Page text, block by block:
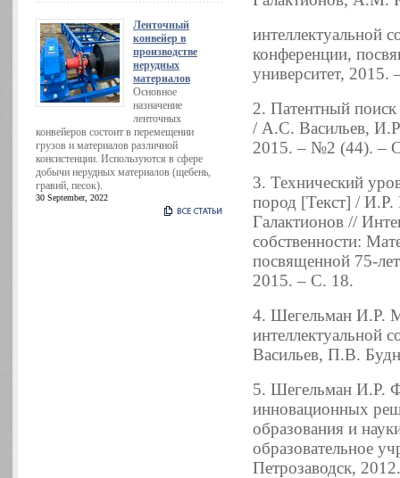
Ленточный
конвейер в
производстве
нерудных
материалов
Основное
назначение
ленточных
конвейеров состоит в перемещении
грузов и материалов различной
консистенции. Используются в сфере
добычи нерудных материалов (щебень,
гравий, песок).
30 September, 2022
интеллектуальной
конференции,
университет, 2015.
2. Патентный
/ А.С. Васильев,
2015. – №2 (44). –
3. Технический
пород [Текст] /
Галактионов //
собственности:
посвященной 75-
2015. – С. 18.
4. Шегельман И.Р.
интеллектуальной
Васильев, П.В.
5. Шегельман И.Р.
инновационных
образования и
образовательное
Петрозаводск, 2012.